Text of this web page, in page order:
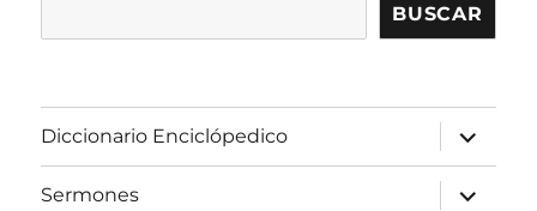
BUSCAR
Diccionario Enciclópedico
expandir
el
menú
inferior
Sermones
expandir